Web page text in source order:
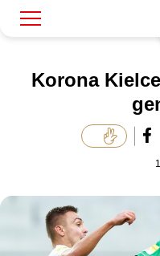
Klub
Akademia
Korona